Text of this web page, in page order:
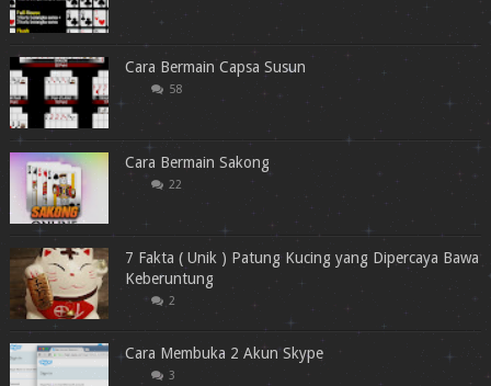
Cara Bermain Capsa Susun
58
Cara Bermain Sakong
22
7 Fakta ( Unik ) Patung Kucing yang Dipercaya Bawa
Keberuntung
2
Cara Membuka 2 Akun Skype
3